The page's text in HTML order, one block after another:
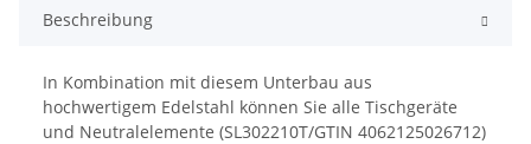
Beschreibung
In Kombination mit diesem Unterbau aus
hochwertigem Edelstahl können Sie alle Tischgeräte
und Neutralelemente (SL302210T/GTIN 4062125026712)